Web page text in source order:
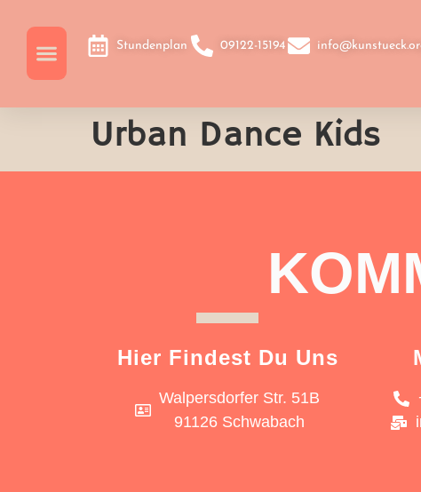
Stundenplan 09122-15194
Urban Dance Kids
Hier Findest Du Uns
Walpersdorfer Str. 51B
91126 Schwabach